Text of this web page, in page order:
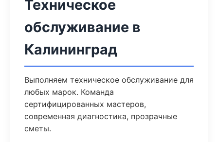
Техническое
обслуживание в
Калининград
Выполняем техническое обслуживание для
любых марок. Команда
сертифицированных мастеров,
современная диагностика, прозрачные
сметы.